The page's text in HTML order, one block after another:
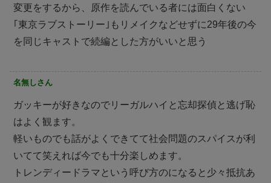
変更をするから、原作を読んでいる者には面白くない
｢東京ラブストーリー｣もリメイクなどせずに29年後の今
を同じキャストで続編とした方がいいと思う
名無しさん
ガッキーが好きなのでリーガルハイと忘却探偵と逃げ恥
はよく観ます。
軽いものでも話がよくできてて社会問題のスパイスが利
いてて笑えれば今でも十分楽しめます。
トレンディードラマという呼び方のになると少々抵抗あ